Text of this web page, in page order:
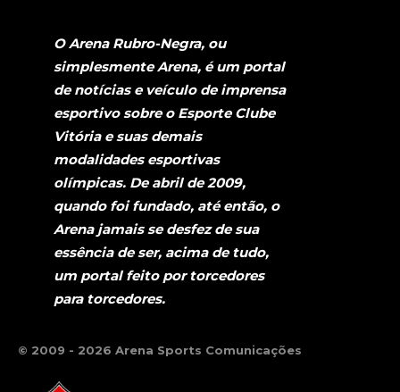
O Arena Rubro-Negra, ou
simplesmente Arena, é um portal
de notícias e veículo de imprensa
esportivo sobre o Esporte Clube
Vitória e suas demais
modalidades esportivas
olímpicas. De abril de 2009,
quando foi fundado, até então, o
Arena jamais se desfez de sua
essência de ser, acima de tudo,
um portal feito por torcedores
para torcedores.
© 2009 - 2026 Arena Sports Comunicações